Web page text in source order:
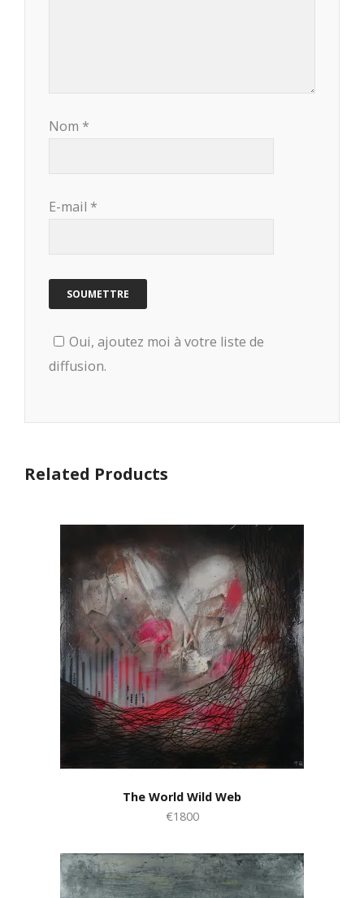
Nom *
E-mail *
Oui, ajoutez moi à votre liste de
diffusion.
Related Products
The World Wild Web
€1800